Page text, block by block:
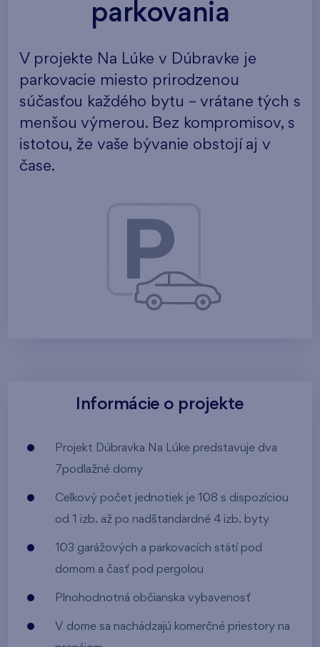
parkovania
V projekte Na Lúke v Dúbravke je
parkovacie miesto prirodzenou
súčasťou každého bytu – vrátane tých s
menšou výmerou. Bez kompromisov, s
istotou, že vaše bývanie obstojí aj v
čase.
Informácie o projekte
Projekt Dúbravka Na Lúke predstavuje dva
7podlažné domy
Celkový počet jednotiek je 108 s dispozíciou
od 1 izb. až po nadštandardné 4 izb. byty
103 garážových a parkovacích státí pod
domom a časť pod pergolou
Plnohodnotná občianska vybavenosť
V dome sa nachádzajú komerčné priestory na